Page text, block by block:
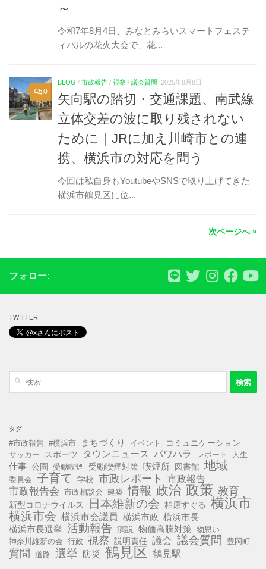
～
令和7年8月4日、みなとみらいスマートフェステ
ィバルの花火大会で、花...
0
BLOG / 市政報告 / 視察 / 議会質問 2025年8月8日
矢向駅の踏切・交通課題、南武線
立体交差の波に取り残されない
ために｜JRに加え川崎市との連
携、横浜市の対応を問う
今回は私自身もYoutubeやSNSで取り上げてきた
横浜市鶴見区に位...
次ページへ »
フォロー:
TWITTER
タグ
#市政報告 #横浜市 まちづくり イベント コミュニケーション
サッカー スポーツ タウンニュース パワハラ レポート 人生
仕事 公園 受動喫煙 受動喫煙対策 喫煙所 図書館 地域
委員会 子育て 学校 市政レポート 市政報告
市政報告会 市政相談会 建築 情報 政治 政策 教育
新型コロナウイルス 日本維新の会 柏原すぐる 横浜市
横浜市会 横浜市会議員 横浜市政 横浜市長
横浜市長選挙 活動報告 演説 物価高騰対策 物思い
神奈川維新の会 行政 視察 説明責任 議会 議会質問 豊岡町
質問 道路 選挙 防災 鶴見区 鶴見駅